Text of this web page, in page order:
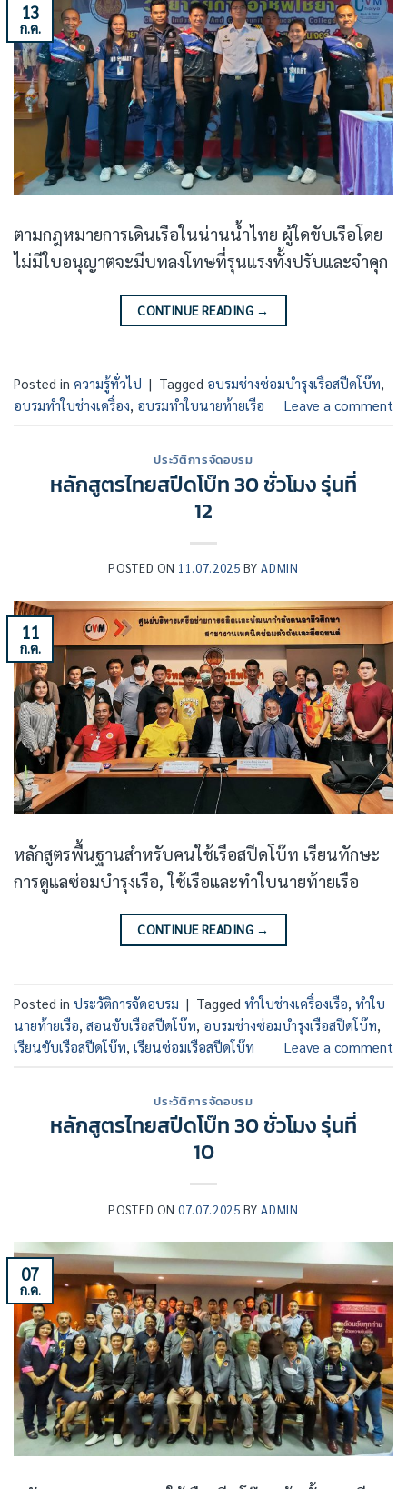
13
ก.ค.
ตามกฎหมายการเดินเรือในน่านน้ำไทย ผู้ใดขับเรือโดย
ไม่มีใบอนุญาตจะมีบทลงโทษที่รุนแรงทั้งปรับและจำคุก
CONTINUE READING →
Posted in ความรู้ทั่วไป | Tagged อบรมช่างซ่อมบำรุงเรือสปีดโบ๊ท,
อบรมทำใบช่างเครื่อง, อบรมทำใบนายท้ายเรือ Leave a comment
ประวัติการจัดอบรม
หลักสูตรไทยสปีดโบ๊ท 30 ชั่วโมง รุ่นที่
12
POSTED ON 11.07.2025 BYADMIN
11
ก.ค.
หลักสูตรพื้นฐานสำหรับคนใช้เรือสปีดโบ๊ท เรียนทักษะ
การดูแลซ่อมบำรุงเรือ, ใช้เรือและทำใบนายท้ายเรือ
CONTINUE READING →
Posted in ประวัติการจัดอบรม | Tagged ทำใบช่างเครื่องเรือ, ทำใบ
นายท้ายเรือ, สอนขับเรือสปีดโบ๊ท, อบรมช่างซ่อมบำรุงเรือสปีดโบ๊ท,
เรียนขับเรือสปีดโบ๊ท, เรียนซ่อมเรือสปีดโบ๊ท Leave a comment
ประวัติการจัดอบรม
หลักสูตรไทยสปีดโบ๊ท 30 ชั่วโมง รุ่นที่
10
POSTED ON07.07.2025 BYADMIN
07
ก.ค.